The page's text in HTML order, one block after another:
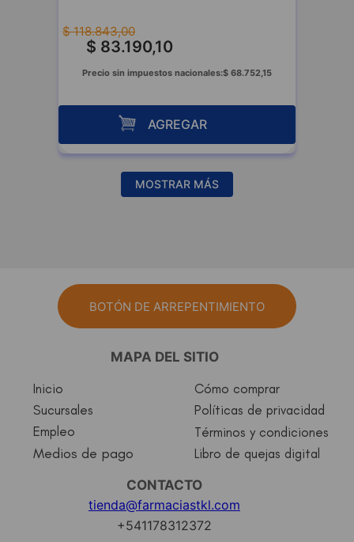
$ 118.843,00
$ 83.190,10
Precio sin impuestos nacionales:$ 68.752,15
AGREGAR
MOSTRAR MÁS
BOTÓN DE ARREPENTIMIENTO
MAPA DEL SITIO
Inicio
Sucursales
Empleo
Medios de pago
Cómo comprar
Políticas de privacidad
Términos y condiciones
Libro de quejas digital
CONTACTO
tienda@farmaciastkl.com
+541178312372